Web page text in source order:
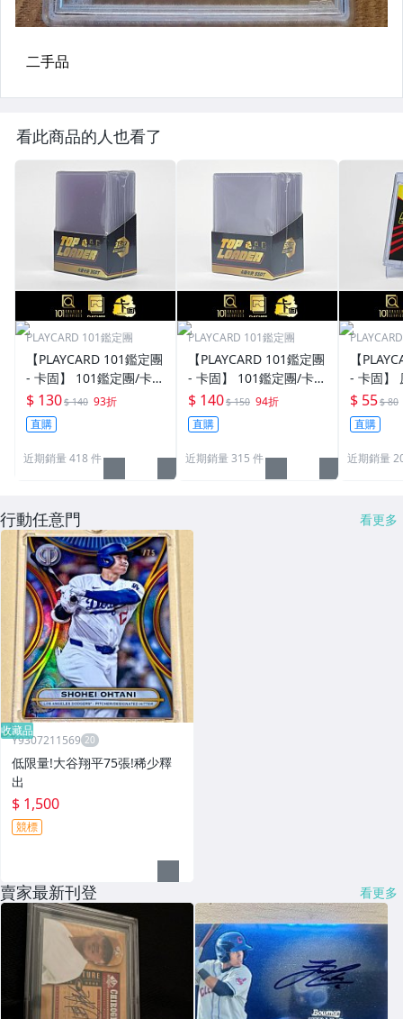
看此商品的人也看了
PLAYCARD 101鑑定團
【PLAYCARD 101鑑定團
- 卡固】 101鑑定團/卡固
原廠原裝 一般卡夾 / 塑
膠殼 尺寸：35pt
$ 130$ 140 93折
直購
近期銷量 418 件
PLAYCARD 101鑑定團
【PLAYCARD 101鑑定團
- 卡固】 101鑑定團/卡固
原廠原裝 一般卡夾 / 塑
膠殼 尺寸：55pt
$ 140$ 150 94折
直購
近期銷量 315 件
【
- 卡固】
卡夾 /
pt /
$ 55$ 80
直購
近期銷量
行動任意門 看更多
收藏品
Y9307211569
低限量!大谷翔平75張!稀少釋
出
$ 1,500
競標
賣家最新刊登 看更多